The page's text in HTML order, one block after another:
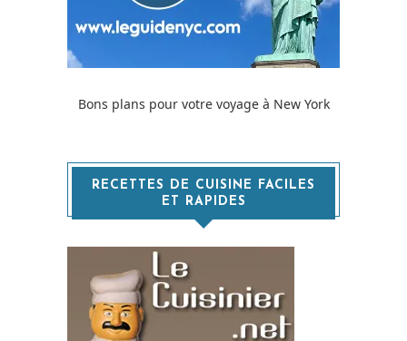
Bons plans pour votre voyage à New York
RECETTES DE CUISINE FACILES
ET RAPIDES